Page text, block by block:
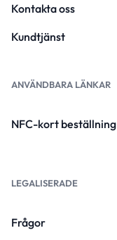
Kontakta oss
Kundtjänst
ANVÄNDBARA LÄNKAR
NFC-kort beställning
LEGALISERADE
Frågor